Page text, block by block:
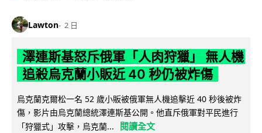
Lawton 2 日
澤連斯基怒斥俄軍「人肉狩獵」 無人機
追殺烏克蘭小販近 40 秒仍被炸傷
烏克蘭克爾松一名 52 歲小販被俄軍無人機追擊近 40 秒後被炸
傷，影片由烏克蘭總統澤連斯基公開。他直斥俄軍對平民進行
「狩獵式」攻擊，烏克蘭...
閱讀全文